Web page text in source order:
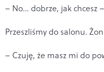
– No... dobrze, jak chcesz
Przeszliśmy do salonu.
– Czuję, że masz mi do